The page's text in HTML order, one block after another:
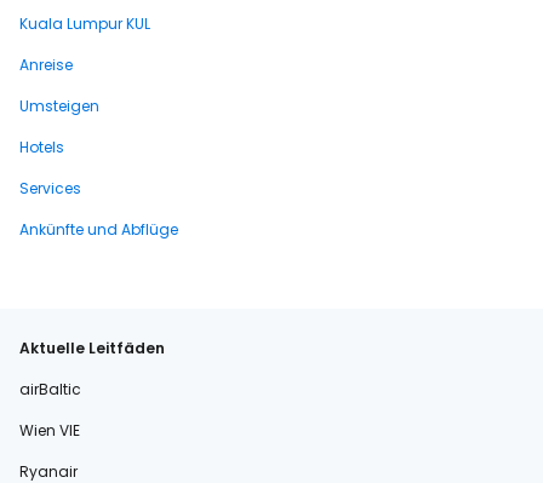
Kuala Lumpur KUL
Anreise
Umsteigen
Hotels
Services
Ankünfte und Abflüge
Aktuelle Leitfäden
airBaltic
Wien VIE
Ryanair